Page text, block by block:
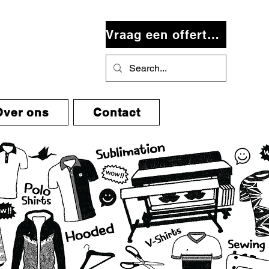
Vraag een offerte aan
ons Contact